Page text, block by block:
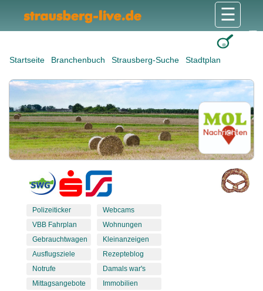
Startseite Branchenbuch Strausberg-Suche Stadtplan
☰
Polizeiticker
VBB Fahrplan
Gebrauchtwagen
Ausflugsziele
Notrufe
Mittagsangebote
Webcams
Wohnungen
Kleinanzeigen
Rezepteblog
Damals war's
Immobilien